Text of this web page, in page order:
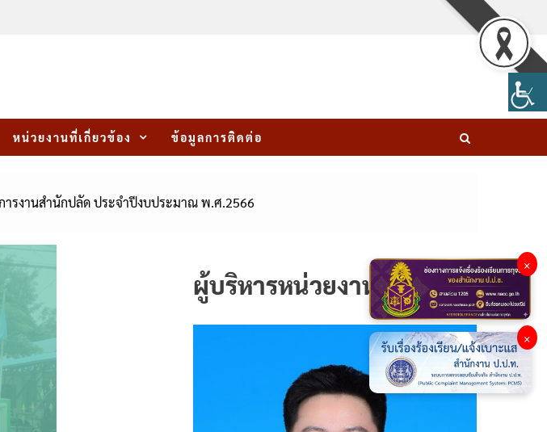
หน่วยงานที่เกี่ยวข้อง ข้อมูลการติดต่อ
ารงานสำนักปลัด ประจำปีงบประมาณ พ.ศ.2566
ผู้บริหารหน่วยงาน
×
×